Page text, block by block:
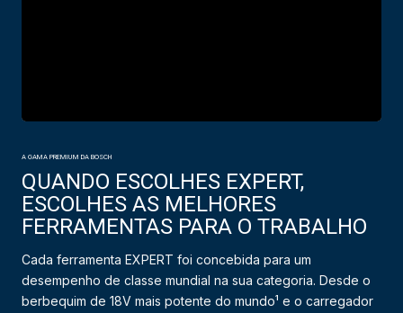
A GAMA PREMIUM DA BOSCH
QUANDO ESCOLHES EXPERT,
ESCOLHES AS MELHORES
FERRAMENTAS PARA O TRABALHO
Cada ferramenta EXPERT foi concebida para um
desempenho de classe mundial na sua categoria. Desde o
berbequim de 18V mais potente do mundo¹ e o carregador